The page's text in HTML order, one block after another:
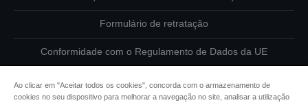
Formulário de retratação
Conformidade com o Regulamento de Dados da UE
Ao clicar em "Aceitar todos os cookies", concorda com o armazenamento de
cookies no seu dispositivo para melhorar a navegação no site, analisar a utilização